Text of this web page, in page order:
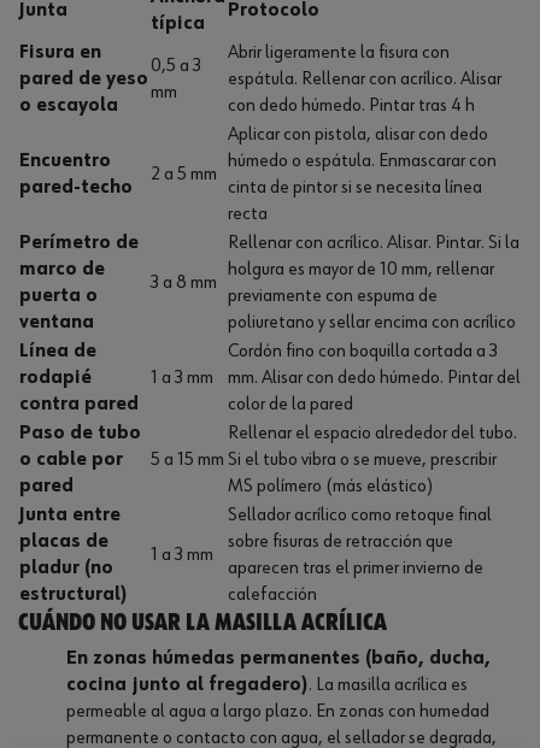
Junta
típica
Protocolo
Fisura en
pared de yeso
o escayola
0,5 a 3
mm
Abrir ligeramente la fisura con
espátula. Rellenar con acrílico. Alisar
con dedo húmedo. Pintar tras 4 h
Encuentro
pared-techo
2 a 5 mm
Aplicar con pistola, alisar con dedo
húmedo o espátula. Enmascarar con
cinta de pintor si se necesita línea
recta
Perímetro de
marco de
puerta o
ventana
3 a 8 mm
Rellenar con acrílico. Alisar. Pintar. Si la
holgura es mayor de 10 mm, rellenar
previamente con espuma de
poliuretano y sellar encima con acrílico
Línea de
rodapié
contra pared
1 a 3 mm
Cordón fino con boquilla cortada a 3
mm. Alisar con dedo húmedo. Pintar del
color de la pared
Paso de tubo
o cable por
pared
5 a 15 mm
Rellenar el espacio alrededor del tubo.
Si el tubo vibra o se mueve, prescribir
MS polímero (más elástico)
Junta entre
placas de
pladur (no
estructural)
1 a 3 mm
Sellador acrílico como retoque final
sobre fisuras de retracción que
aparecen tras el primer invierno de
calefacción
Cuándo NO usar la masilla acrílica
En zonas húmedas permanentes (baño, ducha,
cocina junto al fregadero). La masilla acrílica es
permeable al agua a largo plazo. En zonas con humedad
permanente o contacto con agua, el sellador se degrada,